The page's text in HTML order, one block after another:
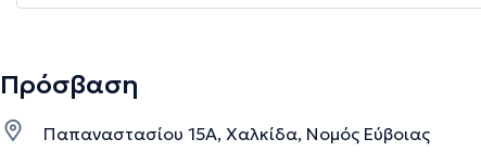
Πρόσβαση
Παπαναστασίου 15Α, Χαλκίδα, Νομός Εύβοιας